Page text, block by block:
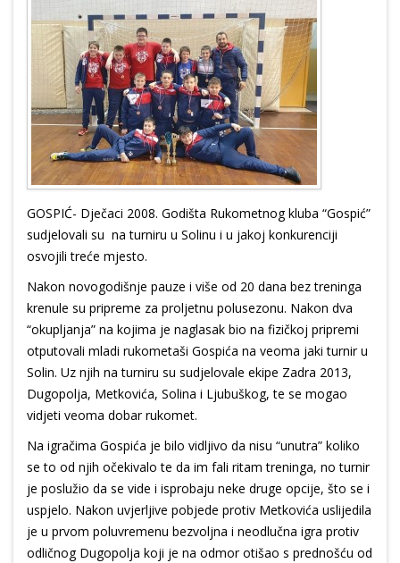
GOSPIĆ- Dječaci 2008. Godišta Rukometnog kluba “Gospić”
sudjelovali su na turniru u Solinu i u jakoj konkurenciji
osvojili treće mjesto.
Nakon novogodišnje pauze i više od 20 dana bez treninga
krenule su pripreme za proljetnu polusezonu. Nakon dva
“okupljanja” na kojima je naglasak bio na fizičkoj pripremi
otputovali mladi rukometaši Gospića na veoma jaki turnir u
Solin. Uz njih na turniru su sudjelovale ekipe Zadra 2013,
Dugopolja, Metkovića, Solina i Ljubuškog, te se mogao
vidjeti veoma dobar rukomet.
Na igračima Gospića je bilo vidljivo da nisu “unutra” koliko
se to od njih očekivalo te da im fali ritam treninga, no turnir
je poslužio da se vide i isprobaju neke druge opcije, što se i
uspjelo. Nakon uvjerljive pobjede protiv Metkovića uslijedila
je u prvom poluvremenu bezvoljna i neodlučna igra protiv
odličnog Dugopolja koji je na odmor otišao s prednošću od